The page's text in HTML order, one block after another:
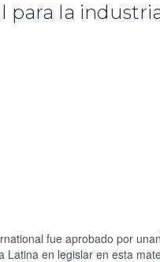
para la
fue aprobado por
Latina en legislar en esta